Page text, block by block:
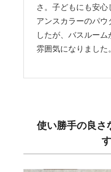
さ。子どもにも安心
アンスカラーのパウ
したが、バスルー
雰囲気になりました。
使い勝手の良さ